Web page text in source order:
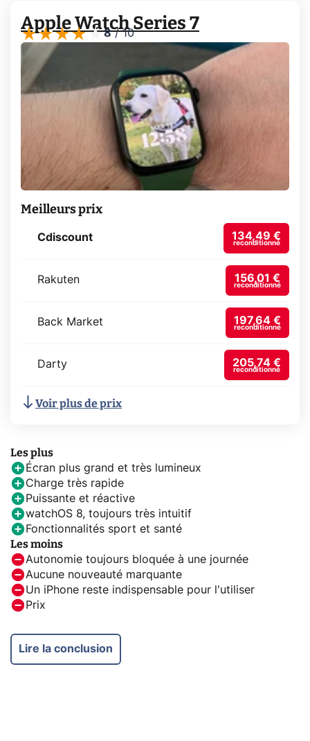
Apple Watch Series 7
8/10
Meilleurs prix
Cdiscount 134,49 €
reconditionné
Rakuten 156,01 €
reconditionné
Back Market 197,64 €
reconditionné
Darty 205,74 €
reconditionné
Voir plus de prix
Les plus
Écran plus grand et très lumineux
Charge très rapide
Puissante et réactive
watchOS 8, toujours très intuitif
Fonctionnalités sport et santé
Les moins
Autonomie toujours bloquée à une journée
Aucune nouveauté marquante
Un iPhone reste indispensable pour l'utiliser
Prix
Lire la conclusion